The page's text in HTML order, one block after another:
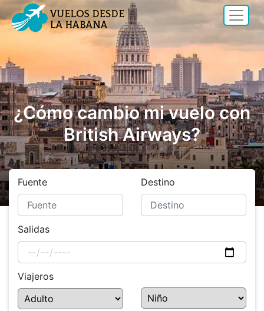
¿Cómo cambio mi vuelo con
British Airways?
Fuente Destino
Salidas
Viajeros